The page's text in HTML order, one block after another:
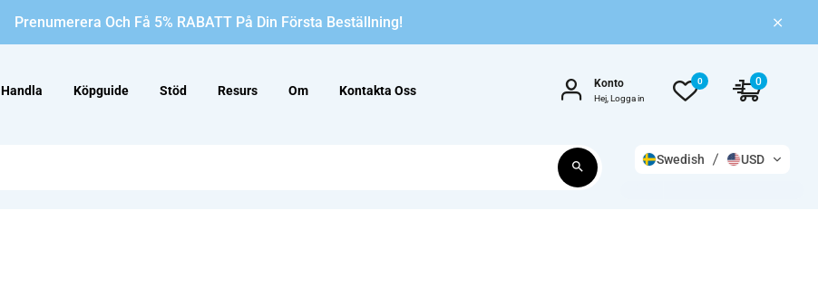
Prenumerera Och Få 5% RABATT På Din Första Beställning!
Handla Köpguide Stöd Resurs Om Kontakta Oss Konto
Hej, Logga in
0 0
Swedish USD